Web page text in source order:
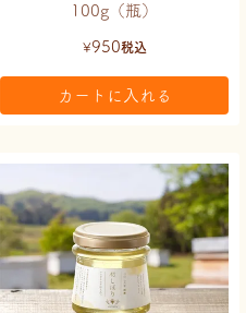
100g（瓶）
¥950税込
カートに入れる